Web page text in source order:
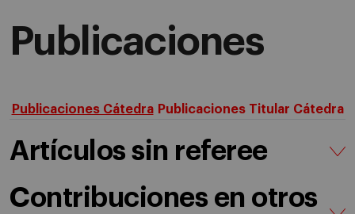
Publicaciones
Publicaciones Cátedra Publicaciones Titular Cátedra
Artículos sin referee
Contribuciones en otros